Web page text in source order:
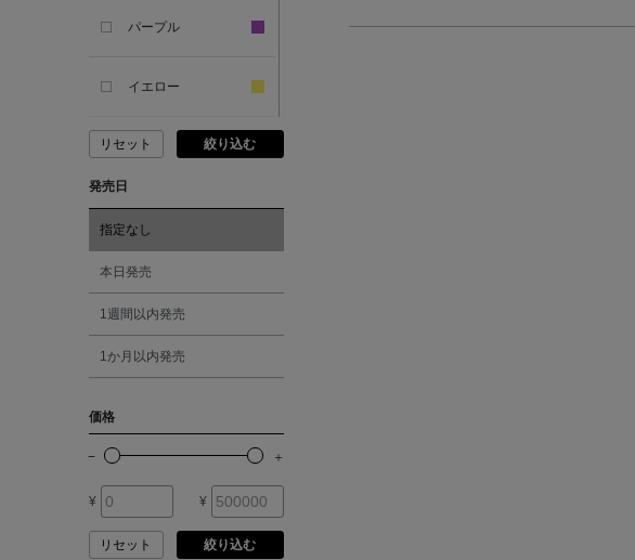
ATELIER AMBOISE
FIRENZE
AURALEE
パープル
イエロー
ピンク
レッド
オレンジ
シルバー
リセット 絞り込む
発売日
指定なし
本日発売
1週間以内発売
1か月以内発売
価格
¥ ¥
リセット 絞り込む